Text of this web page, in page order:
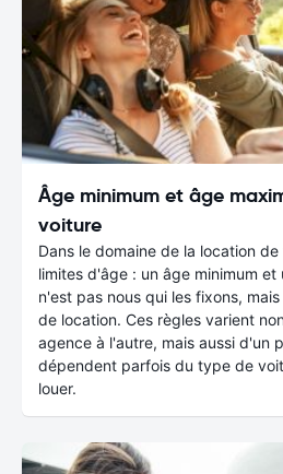
Âge minimum et âge
voiture
Dans le domaine de la location
limites d'âge : un âge minimum et
n'est pas nous qui les fixons,
de location. Ces règles varient
agence à l'autre, mais aussi d'un
dépendent parfois du type de
louer.